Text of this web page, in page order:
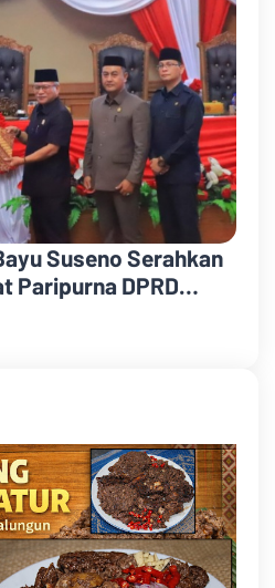
Suseno Serahkan
Paripurna DPRD